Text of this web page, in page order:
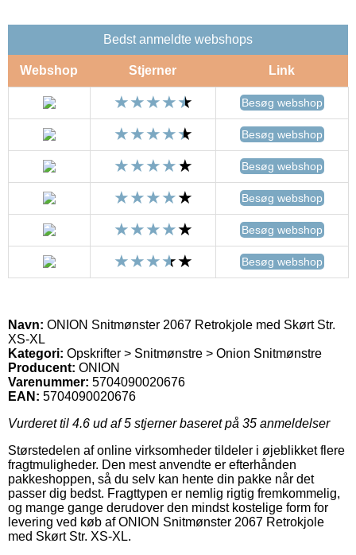
Bedst anmeldte webshops
Webshop Stjerner Link
Besøg webshop
Besøg webshop
Besøg webshop
Besøg webshop
Besøg webshop
Besøg webshop
Navn: ONION Snitmønster 2067 Retrokjole med Skørt Str.
XS-XL
Kategori: Opskrifter > Snitmønstre > Onion Snitmønstre
Producent: ONION
Varenummer: 5704090020676
EAN: 5704090020676
Vurderet til 4.6 ud af 5 stjerner baseret på 35 anmeldelser
Størstedelen af online virksomheder tildeler i øjeblikket flere
fragtmuligheder. Den mest anvendte er efterhånden
pakkeshoppen, så du selv kan hente din pakke når det
passer dig bedst. Fragttypen er nemlig rigtig fremkommelig,
og mange gange derudover den mindst kostelige form for
levering ved køb af ONION Snitmønster 2067 Retrokjole
med Skørt Str. XS-XL.